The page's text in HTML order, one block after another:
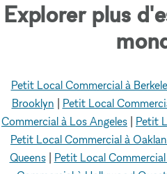
Explorer plus
Petit Local Commercial à
Brooklyn
Petit Local
Commercial à Los Angeles
Petit
Petit Local Commercial à
Queens| Petit Local